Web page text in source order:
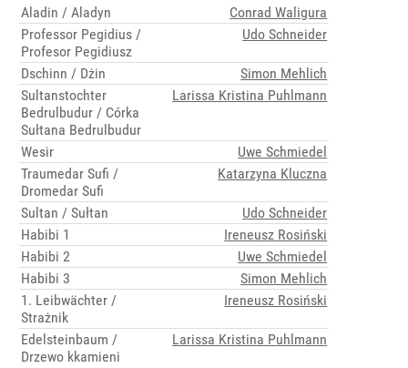
Aladin / Aladyn
Conrad Waligura
Professor Pegidius /
Profesor Pegidiusz
Udo Schneider
Dschinn / Dżin
Simon Mehlich
Sultanstochter
Bedrulbudur / Córka
Sułtana Bedrulbudur
Larissa Kristina Puhlmann
Wesir
Uwe Schmiedel
Traumedar Sufi /
Dromedar Sufi
Katarzyna Kluczna
Sultan / Sułtan
Udo Schneider
Habibi 1
Ireneusz Rosiński
Habibi 2
Uwe Schmiedel
Habibi 3
Simon Mehlich
1. Leibwächter /
Strażnik
Ireneusz Rosiński
Edelsteinbaum /
Drzewo kkamieni
Larissa Kristina Puhlmann